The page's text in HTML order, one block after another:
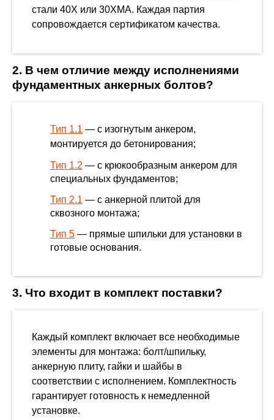
стали 40Х или 30ХМА. Каждая партия
сопровождается сертификатом качества.
2. В чем отличие между исполнениями
фундаментных анкерных болтов?
Тип 1.1 — с изогнутым анкером,
монтируется до бетонирования;
Тип 1.2 — с крюкообразным анкером для
специальных фундаментов;
Тип 2.1 — с анкерной плитой для
сквозного монтажа;
Тип 5 — прямые шпильки для установки в
готовые основания.
3. Что входит в комплект поставки?
Каждый комплект включает все необходимые
элементы для монтажа: болт/шпильку,
анкерную плиту, гайки и шайбы в
соответствии с исполнением. Комплектность
гарантирует готовность к немедленной
установке.